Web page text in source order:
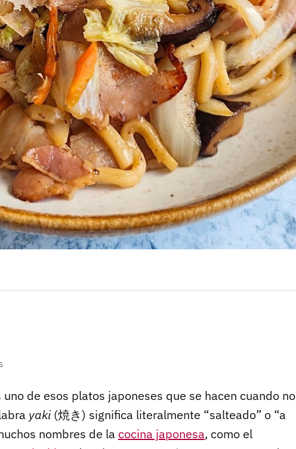
uno de esos platos japoneses que se hacen cuando no
yaki(焼き) significa literalmente “salteado” o “a
nombres de la cocina japonesa, como el